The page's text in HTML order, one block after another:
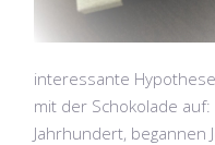
interessante
mit der Schokolade
Jahrhundert, begannen